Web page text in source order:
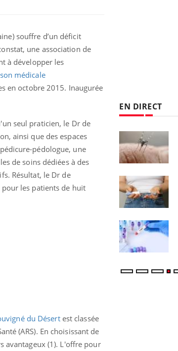
souffre d’un déficit
une association de
à développer les
médicale
en octobre 2015. Inaugurée
seul praticien, le Dr de
ainsi que des espaces
pédologue, une
de soins dédiées à des
Résultat, le Dr de
les patients de huit
du Désertest classée
(ARS). En choisissant de
avantageux (1). L'offre pour
EN DIRECT
Comment oublier les
écrans en vacances ?
Toujours connectés :
comment le travail
empiète de plus en plus